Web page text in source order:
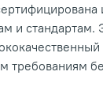
и стандартам.
требованиям